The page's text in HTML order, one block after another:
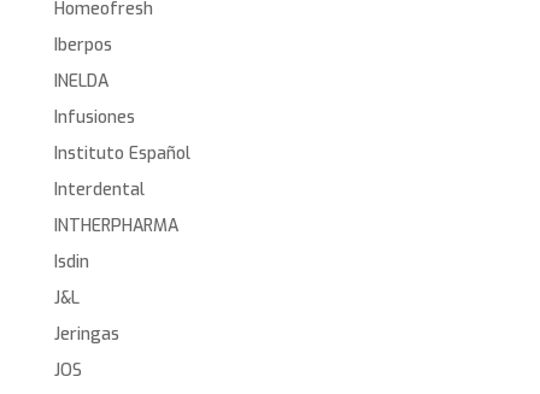
Homeofresh
Iberpos
INELDA
Infusiones
Instituto Español
Interdental
INTHERPHARMA
Isdin
J&L
Jeringas
JOS